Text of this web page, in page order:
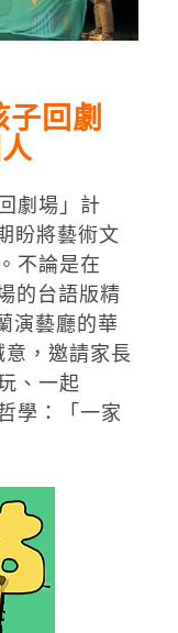
子回劇
劇場」計
盼將藝術文
不論是在
的台語版精
演藝廳的華
意，邀請家長
、一起
學：「一家